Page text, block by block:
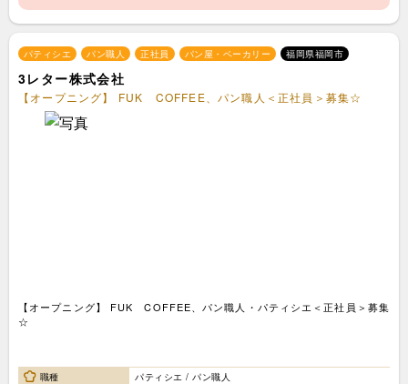
パティシエ パン職人 正社員 パン屋・ベーカリー 福岡県福岡市
3レター株式会社
【オープニング】 FUK COFFEE、パン職人＜正社員＞募集☆
【オープニング】 FUK COFFEE、パン職人・パティシエ＜正社員＞募集
☆
職種
パティシエ / パン職人